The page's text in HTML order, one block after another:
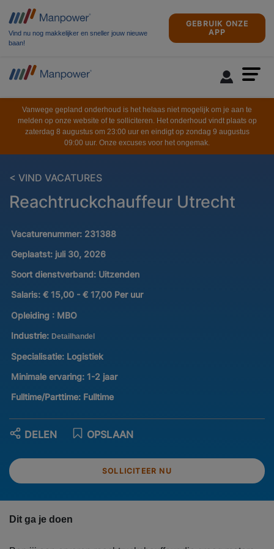
Vind nu nog makkelijker en sneller jouw nieuwe
baan!
GEBRUIK ONZE
APP
Vanwege gepland onderhoud is het helaas niet mogelijk om je aan te
melden op onze website of te solliciteren. Het onderhoud vindt plaats op
zaterdag 8 augustus om 23:00 uur en eindigt op zondag 9 augustus
09:00 uur. Onze excuses voor het ongemak.
< VIND VACATURES
Reachtruckchauffeur Utrecht
Vacaturenummer: 231388
Geplaatst: juli 30, 2026
Soort dienstverband: Uitzenden
Salaris: € 15,00 - € 17,00 Per uur
Opleiding : MBO
Industrie: Detailhandel
Specialisatie: Logistiek
Minimale ervaring: 1-2 jaar
Fulltime/Parttime: Fulltime
SOLLICITEER NU
OPSLAAN
DELEN
Dit ga je doen